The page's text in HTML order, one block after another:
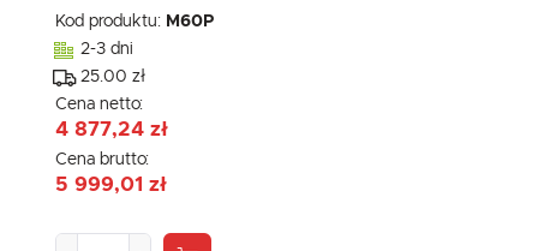
Kod produktu: M60P
2-3 dni
25.00 zł
Cena netto:
4 877,24 zł
Cena brutto:
5 999,01 zł